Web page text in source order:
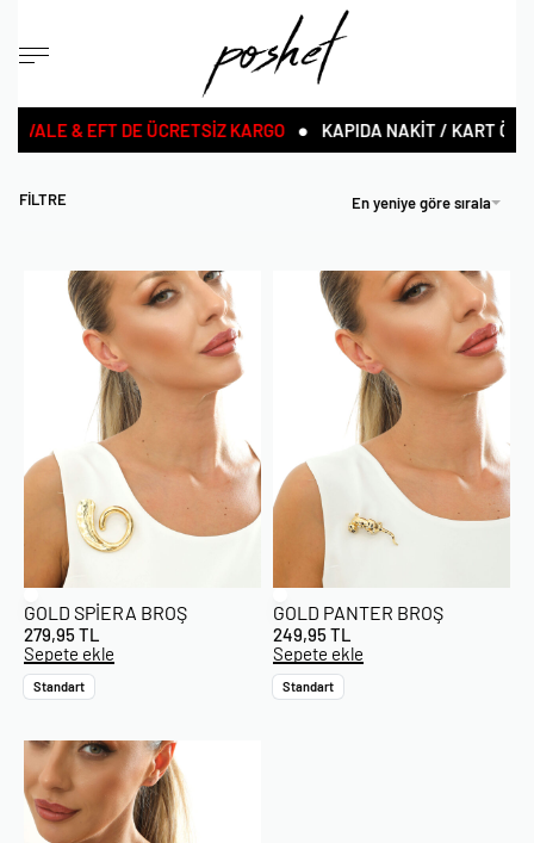
HAVALE & EFT DE ÜCRETSİZ KARGO • KAPIDA NAKİT / KART
En yeniye göre sırala
FİLTRE
GOLD SPIERA BROŞ
279,95TL
Sepete ekle
Standart
GOLD PANTER BROŞ
249,95TL
Sepete ekle
Standart